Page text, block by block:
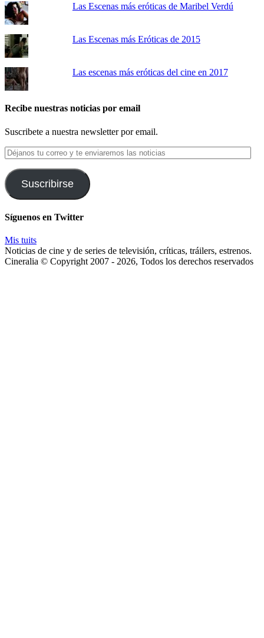
Las Escenas más eróticas de Maribel Verdú
Las Escenas más Eróticas de 2015
Las escenas más eróticas del cine en 2017
Recibe nuestras noticias por email
Suscribete a nuestra newsletter por email.
Déjanos
tu
correo
y
te
las
noticias
Suscribirse
Síguenos en Twitter
Mis tuits
Noticias de cine y de series de televisión, críticas, tráilers, estrenos.
Cineralia © Copyright 2007 - 2026, Todos los derechos reservados